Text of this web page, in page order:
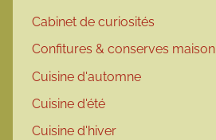
Cabinet de curiosités
Confitures & conserves maison
Cuisine d'automne
Cuisine d'été
Cuisine d'hiver